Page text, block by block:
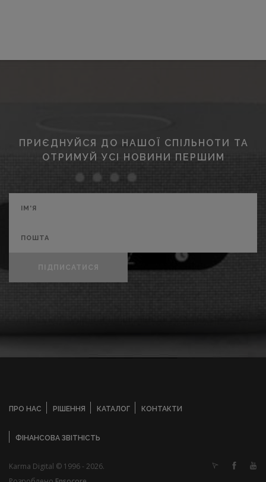
ПРИЄДНУЙСЯ ДО НАШОЇ СПІЛЬНОТИ ТА
ОТРИМУЙ УСІ НОВИНИ ПЕРШИМ
ПІДПИСАТИСЯ
ПРО НАС РІШЕННЯ КАТАЛОГ КОНТАКТИ
ФІНАНСОВА ЗВІТНІСТЬ
Karma Digital © 1996 - 2026.